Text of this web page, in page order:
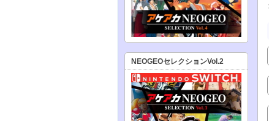
NEOGEOセレクションVol.2